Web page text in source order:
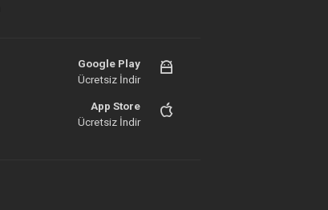
Google Play
Ücretsiz İndir
App Store
Ücretsiz İndir